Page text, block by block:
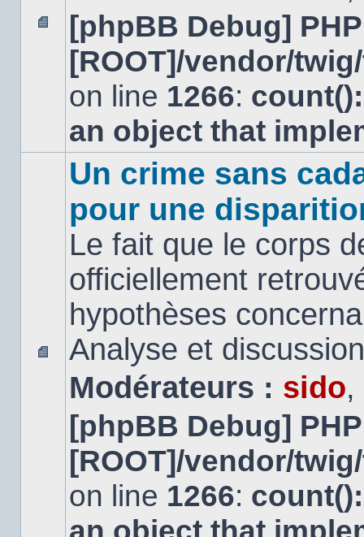
Aucun
message
non
[phpBB Debug]
[ROOT]/vendor/
on line 1266:
an object that
message
non
lu
Un crime sans
pour une
Le fait que le corps
officiellement
hypothèses
Analyse et
Modérateurs : sido,
[phpBB Debug]
[ROOT]/vendor/
on line 1266: